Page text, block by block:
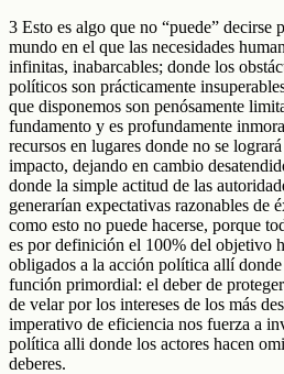
3 Esto es algo que no “puede” decirse
mundo en el que las necesidades
infinitas, inabarcables; donde los
políticos son prácticamente
que disponemos son penósamente
fundamento y es profundamente
recursos en lugares donde no se
impacto, dejando en cambio
donde la simple actitud de las
generarían expectativas razonables de
como esto no puede hacerse, porque
es por definición el 100% del objetivo
obligados a la acción política allí
función primordial: el deber de
de velar por los intereses de los más
imperativo de eficiencia nos fuerza a
política alli donde los actores hacen
deberes.